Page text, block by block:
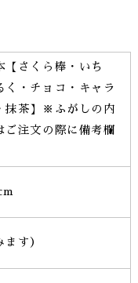
さくら棒・いち
く・チョコ・キャラ
抹茶】※ふがしの内
ご注文の際に備考欄
す）